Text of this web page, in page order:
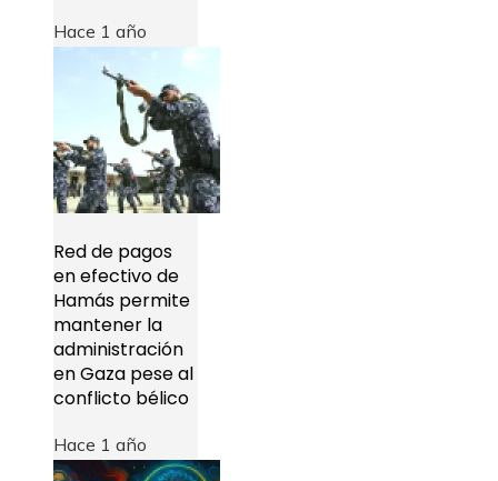
Hace 1 año
Red de pagos
en efectivo de
Hamás permite
mantener la
administración
en Gaza pese al
conflicto bélico
Hace 1 año